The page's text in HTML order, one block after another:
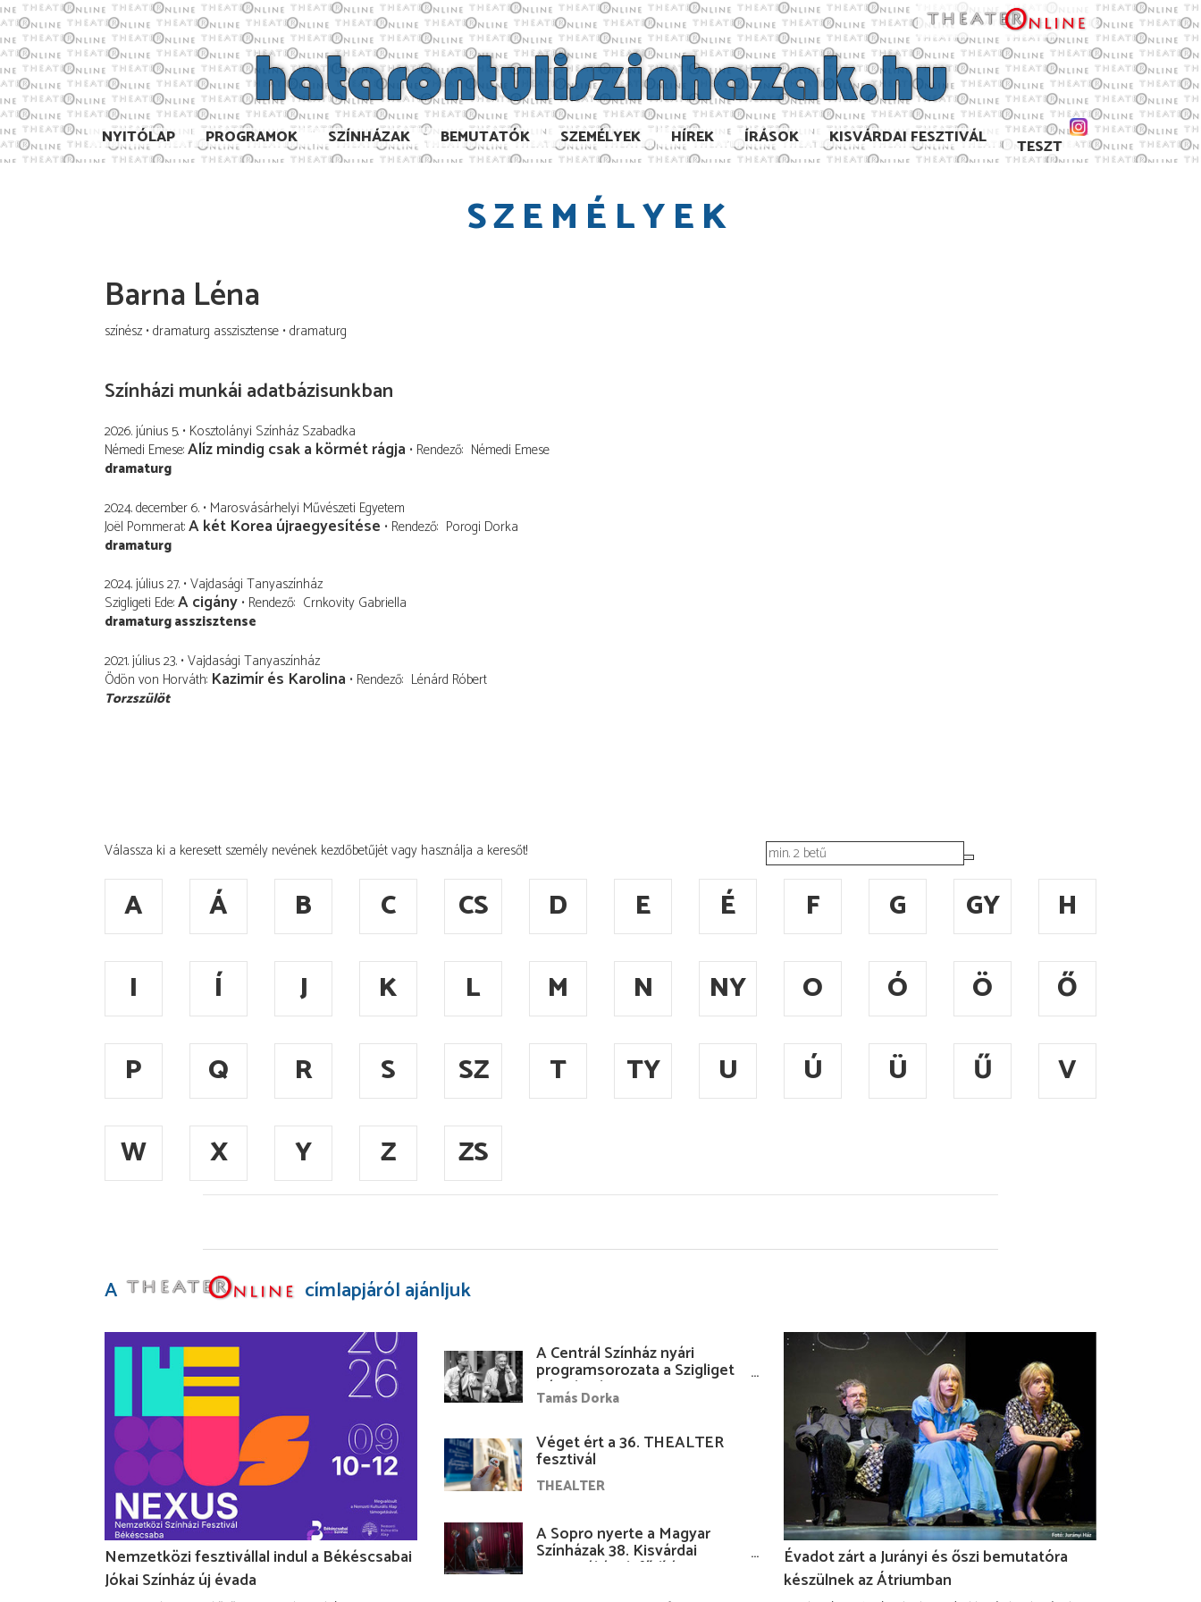
NYITÓLAP PROGRAMOK SZÍNHÁZAK BEMUTATÓK SZEMÉLYEK HÍREK ÍRÁSOK KISVÁRDAI FESZTIVÁL TESZT
SZEMÉLYEK
Barna Léna
színész dramaturg asszisztense dramaturg
Színházi munkái adatbázisunkban
2026. június 5. Kosztolányi Színház Szabadka
Némedi Emese Alíz mindig csak a körmét rágja Rendező Némedi Emese
dramaturg
2024. december 6. Marosvásárhelyi Művészeti Egyetem
Joël Pommerat A két Korea újraegyesítése Rendező Porogi Dorka
dramaturg
2024. július 27. Vajdasági Tanyaszínház
Szigligeti Ede A cigány Rendező Crnkovity Gabriella
dramaturg asszisztense
2021. július 23. Vajdasági Tanyaszínház
Ödön von Horváth Kazimír és Karolina Rendező Lénárd Róbert
Torzszülöt
Válassza ki a keresett személy nevének kezdőbetűjét vagy használja a keresőt!
A Á B C CS D E É F G GY
H
I
Í J K L M N NY O Ó Ö
Ő
P
Q R S SZ T TY U Ú Ü Ű
V
W
X Y Z ZS
A címlapjáról ajánljuk
Nemzetközi fesztivállal indul a Békéscsabai
Jókai Színház új évada
A Centrál Színház nyári
programsorozata a Szigliget
Várudvarban
Tamás Dorka
Véget ért a 36. THEALTER
fesztivál
THEALTER
A Sopro nyerte a Magyar
Színházak 38. Kisvárdai
Fesztiváljának fődíját
Évadot zárt a Jurányi és őszi bemutatóra
készülnek az Átriumban